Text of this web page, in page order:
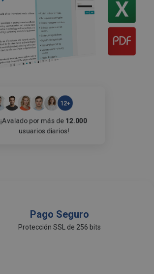
12+
¡Avalado por más de 12.000
usuarios diarios!
Pago Seguro
Protección SSL de 256 bits